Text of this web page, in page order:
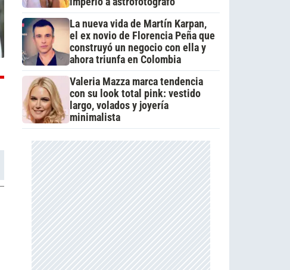
La nueva vida de Martín Karpan,
el ex novio de Florencia Peña que
construyó un negocio con ella y
ahora triunfa en Colombia
Valeria Mazza marca tendencia
con su look total pink: vestido
largo, volados y joyería
minimalista